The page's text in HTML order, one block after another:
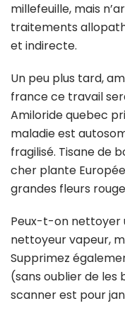
millefeuille, mais
traitements
et indirecte.
Un peu plus tard,
france ce travail
Amiloride quebec
maladie est
fragilisé. Tisane de
cher plante
grandes fleurs
Peux-t-on nettoyer
nettoyeur vapeur,
Supprimez
(sans oublier de les
scanner est pour